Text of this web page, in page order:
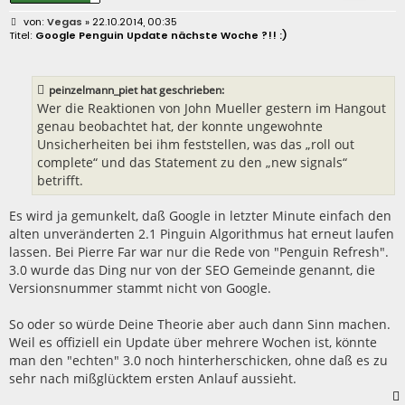
B
e
Vegas » 22.10.2014, 00:35
Google Penguin Update nächste Woche ?!! :)
peinzelmann_piet hat geschrieben:
Wer die Reaktionen von John Mueller gestern im Hangout
genau beobachtet hat, der konnte ungewohnte
Unsicherheiten bei ihm feststellen, was das „roll out
complete“ und das Statement zu den „new signals“
betrifft.
Es wird ja gemunkelt, daß Google in letzter Minute einfach den
alten unveränderten 2.1 Pinguin Algorithmus hat erneut laufen
lassen. Bei Pierre Far war nur die Rede von "Penguin Refresh".
3.0 wurde das Ding nur von der SEO Gemeinde genannt, die
Versionsnummer stammt nicht von Google.
So oder so würde Deine Theorie aber auch dann Sinn machen.
Weil es offiziell ein Update über mehrere Wochen ist, könnte
man den "echten" 3.0 noch hinterherschicken, ohne daß es zu
sehr nach mißglücktem ersten Anlauf aussieht.